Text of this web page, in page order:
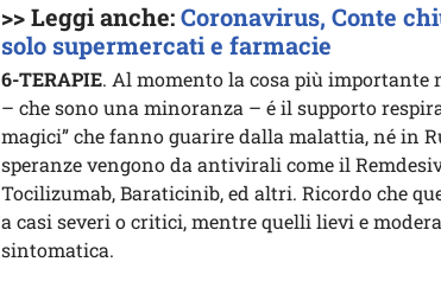
>> Leggi anche:Coronavirus, Conte
solo supermercati e farmacie
6-TERAPIE. Al momento la cosa più importante
– che sono una minoranza – é il supporto
magici” che fanno guarire dalla malattia, né in
speranze vengono da antivirali come il
Tocilizumab, Baraticinib, ed altri. Ricordo che
a casi severi o critici, mentre quelli lievi e
sintomatica.